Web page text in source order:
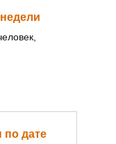
по дате